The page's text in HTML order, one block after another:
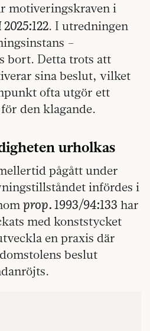
motiveringskraven i
2025:122. I utredningen
–
bort. Detta trots att
sina beslut, vilket
ofta utgör ett
den klagande.
urholkas
pågått under
infördes i
prop. 1993/94:133 har
med konststycket
en praxis där
beslut